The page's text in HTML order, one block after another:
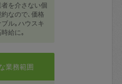
を介さない個
なので､価格
ル｡ハウスキ
給に｡
業務範囲